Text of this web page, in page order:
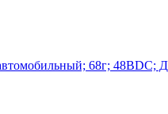
68г; 48ВDC;